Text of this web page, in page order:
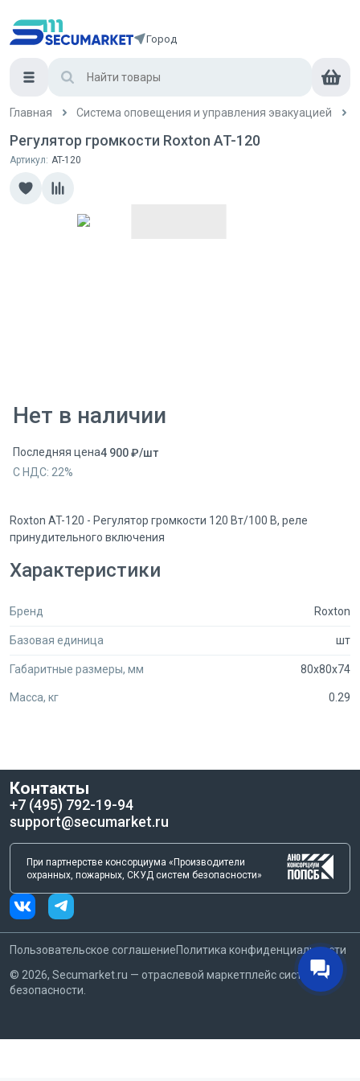
Город
Главная Система оповещения и управления эвакуацией
Регулятор громкости Roxton AT-120
Артикул: AT-120
Нет в наличии
Последняя цена4 900₽/шт
С НДС: 22%
Roxton AT-120 - Регулятор громкости 120 Вт/100 В, реле
принудительного включения
Характеристики
Бренд Roxton
Базовая единица шт
Габаритные размеры, мм 80x80x74
Масса, кг 0.29
Контакты
+7 (495) 792-19-94
support@secumarket.ru
При партнерстве консорциума «Производители
охранных, пожарных, СКУД систем безопасности»
Пользовательское соглашениеПолитика конфиденциальности
© 2026, Secumarket.ru — отраслевой маркетплейс систем
безопасности.